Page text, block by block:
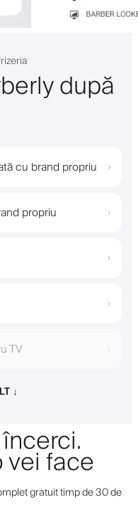
după
cu brand propriu ›
propriu ›
›
›
TV ›
↓
vei face
gratuit timp de 30 de